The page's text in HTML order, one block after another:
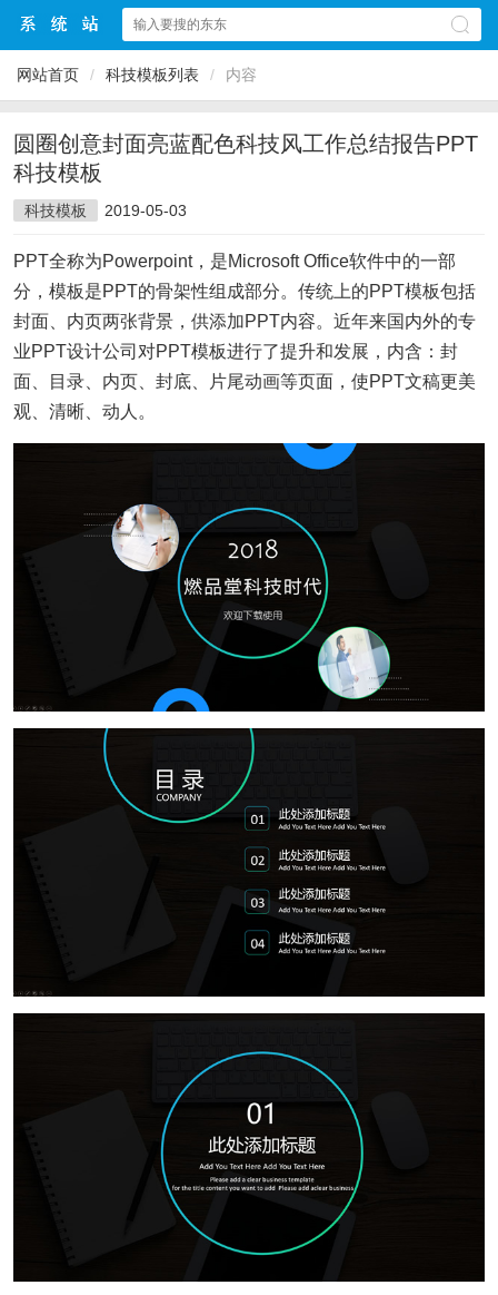
网站首页 / 科技模板列表 / 内容
圆圈创意封面亮蓝配色科技风工作总结报告PPT
科技模板
科技模板 2019-05-03
PPT全称为Powerpoint，是Microsoft Office软件中的一部
分，模板是PPT的骨架性组成部分。传统上的PPT模板包括
封面、内页两张背景，供添加PPT内容。近年来国内外的专
业PPT设计公司对PPT模板进行了提升和发展，内含：封
面、目录、内页、封底、片尾动画等页面，使PPT文稿更美
观、清晰、动人。